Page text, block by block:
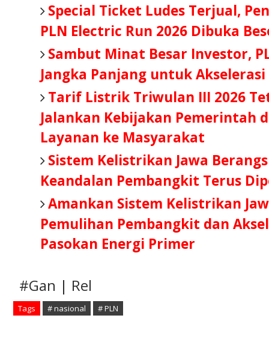
Special Ticket Ludes Terjual,
PLN Electric Run 2026 Dibuka
Sambut Minat Besar Investor,
Jangka Panjang untuk Akselerasi
Tarif Listrik Triwulan III 2026
Jalankan Kebijakan Pemerintah
Layanan ke Masyarakat
Sistem Kelistrikan Jawa
Keandalan Pembangkit Terus
Amankan Sistem Kelistrikan
Pemulihan Pembangkit dan
Pasokan Energi Primer
#Gan | Rel
Tags # nasional # PLN